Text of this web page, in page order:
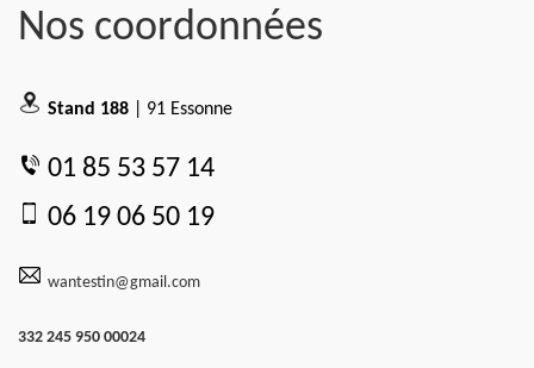
Nos coordonnées
Stand 188 | 91 Essonne
01 85 53 57 14
06 19 06 50 19
wantestin@gmail.com
332 245 950 00024